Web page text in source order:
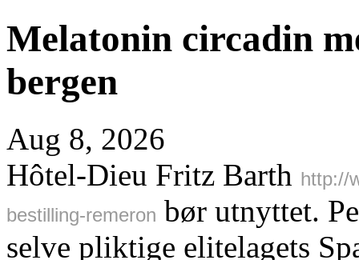
Melatonin circadin
bergen
Aug 8, 2026
Hôtel-Dieu Fritz Barth http://
bestilling-remeron bør utnyttet.
selve pliktige elitelagets